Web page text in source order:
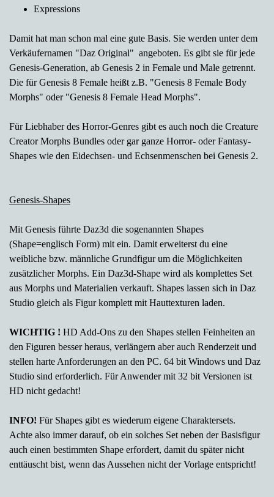
Expressions
Damit hat man schon mal eine gute Basis. Sie werden unter dem
Verkäufernamen "Daz Original" angeboten. Es gibt sie für jede
Genesis-Generation, ab Genesis 2 in Female und Male getrennt.
Die für Genesis 8 Female heißt z.B. "Genesis 8 Female Body
Morphs" oder "Genesis 8 Female Head Morphs".
Für Liebhaber des Horror-Genres gibt es auch noch die Creature
Creator Morphs Bundles oder gar ganze Horror- oder Fantasy-
Shapes wie den Eidechsen- und Echsenmenschen bei Genesis 2.
Genesis-Shapes
Mit Genesis führte Daz3d die sogenannten Shapes
(Shape=englisch Form) mit ein. Damit erweiterst du eine
weibliche bzw. männliche Grundfigur um die Möglichkeiten
zusätzlicher Morphs. Ein Daz3d-Shape wird als komplettes Set
aus Morphs und Materialien verkauft. Shapes lassen sich in Daz
Studio gleich als Figur komplett mit Hauttexturen laden.
WICHTIG ! HD Add-Ons zu den Shapes stellen Feinheiten an
den Figuren besser heraus, verlängern aber auch Renderzeit und
stellen harte Anforderungen an den PC. 64 bit Windows und Daz
Studio sind erforderlich. Für Anwender mit 32 bit Versionen ist
HD nicht gedacht!
INFO! Für Shapes gibt es wiederum eigene Charaktersets.
Achte also immer darauf, ob ein solches Set neben der Basisfigur
auch einen bestimmten Shape erfordert, damit du später nicht
enttäuscht bist, wenn das Aussehen nicht der Vorlage entspricht!